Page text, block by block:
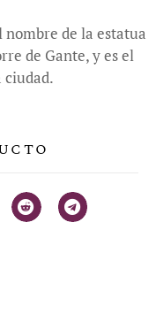
nombre de la estatua
de Gante, y es el
ciudad.